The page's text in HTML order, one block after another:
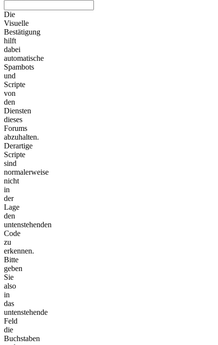
Die
Visuelle
Bestätigung
hilft
dabei
automatische
Spambots
und
Scripte
von
den
Diensten
dieses
Forums
abzuhalten.
Derartige
Scripte
sind
normalerweise
nicht
in
der
Lage
den
untenstehenden
Code
zu
erkennen.
Bitte
geben
Sie
also
in
das
untenstehende
Feld
die
Buchstaben